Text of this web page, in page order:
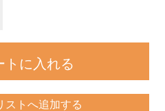
トに入れる
ストへ追加する